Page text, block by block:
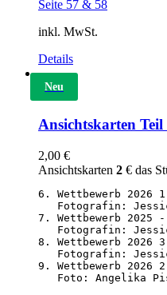
Seite 57 & 58
inkl. MwSt.
Details
Neu
Ansichtskarten Teil
2,00 €
Ansichtskarten 2 € das
6. Wettbewerb 2026
Fotografin:
7. Wettbewerb 2025
Fotografin:
8. Wettbewerb
Fotografin:
9. Wettbewerb 2026
Foto: Angelika